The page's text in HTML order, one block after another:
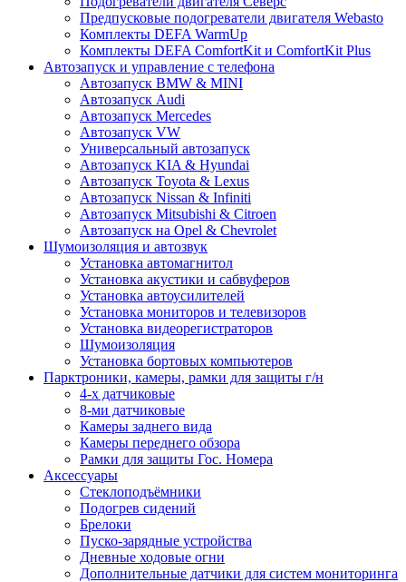
Предпусковые подогреватели двигателя Webasto
Комплекты DEFA WarmUp
Комплекты DEFA ComfortKit и ComfortKit Plus
Автозапуск и управление с телефона
Автозапуск BMW & MINI
Автозапуск Audi
Автозапуск Mercedes
Автозапуск VW
Универсальный автозапуск
Автозапуск KIA & Hyundai
Автозапуск Toyota & Lexus
Автозапуск Nissan & Infiniti
Автозапуск Mitsubishi & Citroen
Автозапуск на Opel & Chevrolet
Шумоизоляция и автозвук
Установка автомагнитол
Установка акустики и сабвуферов
Установка автоусилителей
Установка мониторов и телевизоров
Установка видеорегистраторов
Шумоизоляция
Установка бортовых компьютеров
Парктроники, камеры, рамки для защиты г/н
4-х датчиковые
8-ми датчиковые
Камеры заднего вида
Камеры переднего обзора
Рамки для защиты Гос. Номера
Аксессуары
Стеклоподъёмники
Подогрев сидений
Брелоки
Пуско-зарядные устройства
Дневные ходовые огни
Дополнительные датчики для систем мониторинга